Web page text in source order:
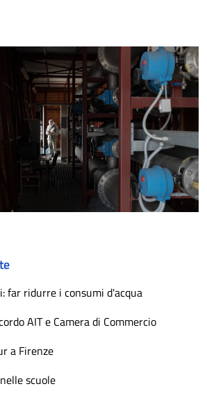
far ridurre i consumi d'acqua
AIT e Camera di Commercio
a Firenze
scuole